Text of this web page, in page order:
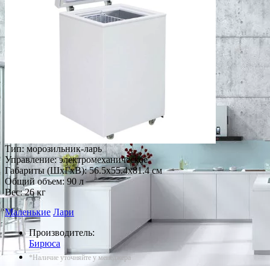
Тип: морозильник-ларь
Управление: электромеханическое
Габариты (ШxГxВ): 56.5x55.4x81.4 см
Общий объем: 90 л
Вес: 26 кг
Маленькие Лари
Производитель:
Бирюса
*Наличие уточняйте у менеджера